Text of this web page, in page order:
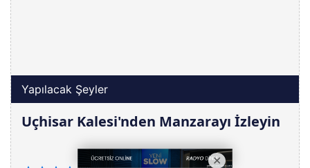
Yapılacak Şeyler
Uçhisar Kalesi'nden Manzarayı İzleyin